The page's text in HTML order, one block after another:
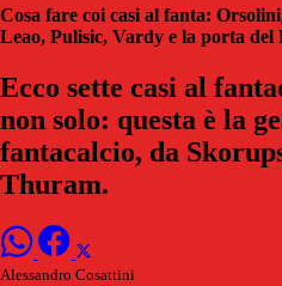
Cosa fare coi casi al fanta:
Leao, Pulisic, Vardy e la porta del
Ecco sette casi al
non solo: questa è la
fantacalcio, da
Thuram.
Alessandro Cosattini